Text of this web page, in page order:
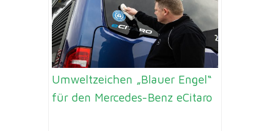
Umweltzeichen „Blauer Engel“
für den Mercedes-Benz eCitaro